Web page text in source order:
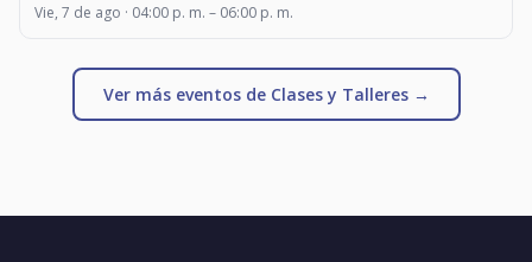
Vie, 7 de ago · 04:00 p. m. – 06:00 p. m.
Ver más eventos de Clases y Talleres →